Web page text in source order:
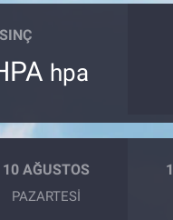
hpa
10 AĞUSTOS
PAZARTESI